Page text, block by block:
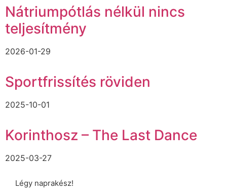
Nátriumpótlás nélkül nincs
teljesítmény
2026-01-29
Sportfrissítés röviden
2025-10-01
Korinthosz – The Last Dance
2025-03-27
Légy naprakész!